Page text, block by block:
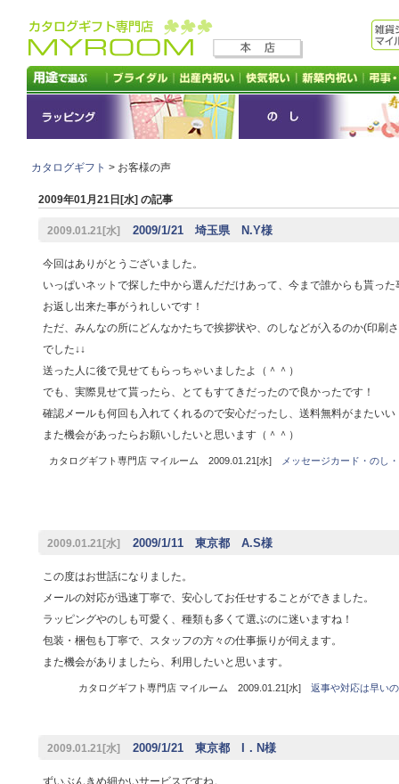
カタログギフト > お客様の声
2009年01月21日[水] の記事
2009.01.21[水] 2009/1/21 埼玉県 N.Y様
今回はありがとうございました。
いっぱいネットで探した中から選んだだけあって、今まで誰からも貰っ
お返し出来た事がうれしいです！
ただ、みんなの所にどんなかたちで挨拶状や、のしなどが入るのか(印刷
でした↓↓
送った人に後で見せてもらっちゃいましたよ（＾＾）
でも、実際見せて貰ったら、とてもすてきだったので良かったです！
確認メールも何回も入れてくれるので安心だったし、送料無料がまたいい
また機会があったらお願いしたいと思います（＾＾）
カタログギフト専門店 マイルーム 2009.01.21[水] メッセージカード・のし
2009.01.21[水] 2009/1/11 東京都 A.S様
この度はお世話になりました。
メールの対応が迅速丁寧で、安心してお任せすることができました。
ラッピングやのしも可愛く、種類も多くて選ぶのに迷いますね！
包装・梱包も丁寧で、スタッフの方々の仕事振りが伺えます。
また機会がありましたら、利用したいと思います。
カタログギフト専門店 マイルーム 2009.01.21[水] 返事や対応は早い
2009.01.21[水] 2009/1/21 東京都 I．N様